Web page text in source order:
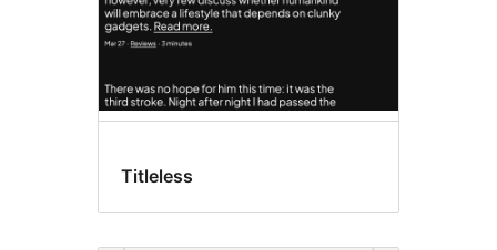
Titleless